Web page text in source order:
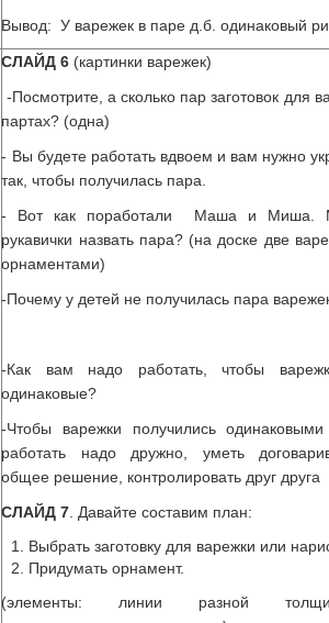
Вывод: У варежек в паре д.б. одинаковый
СЛАЙД 6 (картинки варежек)
-Посмотрите, а сколько пар заготовок для
партах? (одна)
- Вы будете работать вдвоем и вам нужно
так, чтобы получилась пара.
- Вот как поработали Маша и Миша.
рукавички назвать пара? (на доске две
орнаментами)
-Почему у детей не получилась пара
-Как вам надо работать, чтобы
одинаковые?
-Чтобы варежки получились
работать надо дружно, уметь
общее решение, контролировать друг друга
СЛАЙД 7 . Давайте составим план:
Выбрать заготовку для варежки или
Придумать орнамент.
(элементы: линии разной